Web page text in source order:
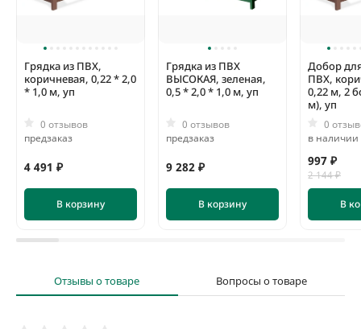
Грядка из ПВХ,
коричневая, 0,22 * 2,0
* 1,0 м, уп
0 отзывов
предзаказ
4 491 ₽
В корзину
Грядка из ПВХ
ВЫСОКАЯ, зеленая,
0,5 * 2,0 * 1,0 м, уп
0 отзывов
предзаказ
9 282 ₽
В корзину
Добор
ПВХ,
0,22 м, 2
м), уп
0
в наличии
997 ₽
2 144 ₽
В
Отзывы о товаре Вопросы о товаре